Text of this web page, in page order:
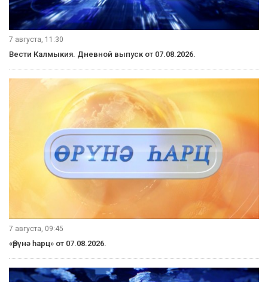
7 августа, 11:30
Вести Калмыкия. Дневной выпуск от 07.08.2026.
7 августа, 09:45
«Өрүнә һарц» от 07.08.2026.